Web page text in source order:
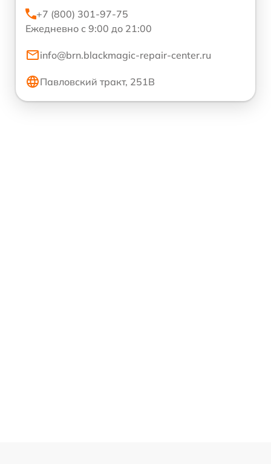
+7 (800) 301-97-75
Ежедневно с 9:00 до 21:00
info@brn.blackmagic-repair-center.ru
Павловский тракт, 251В